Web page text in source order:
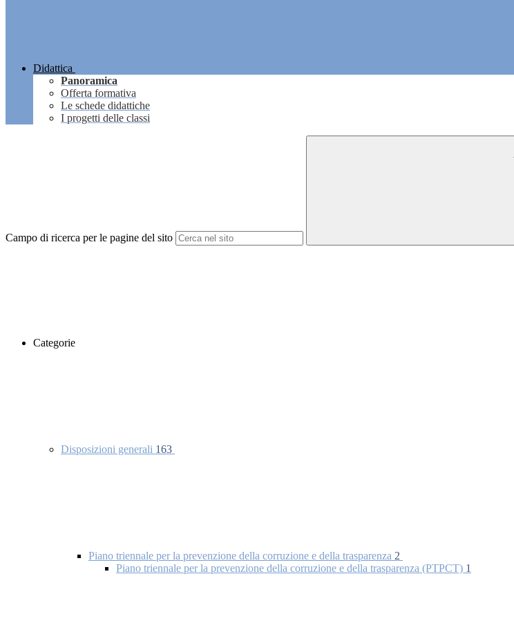
Didattica
Panoramica
Offerta formativa
Le schede didattiche
I progetti delle classi
Campo di ricerca per le pagine del sito
Categorie
Disposizioni generali 163
Piano triennale per la prevenzione della corruzione e della trasparenza 2
Piano triennale per la prevenzione della corruzione e della trasparenza (PTPCT) 1